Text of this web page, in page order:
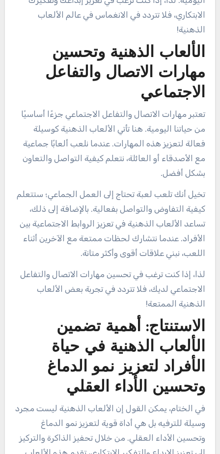
الابتكاري، فلا تتردد في الانغماس في عالم الألعاب
الذهنية!
الألعاب الذهنية وتحسين
مهارات الاتصال والتفاعل
الاجتماعي
تعتبر مهارات الاتصال والتفاعل الاجتماعي جزءًا أساسيًا
من حياتنا اليومية. هنا تأتي الألعاب الذهنية كوسيلة
فعالة لتعزيز هذه المهارات. عندما نلعب ألعابًا جماعية
مع الأصدقاء أو العائلة، نتعلم كيفية التواصل والتعاون
بشكل أفضل.
تخيل أنك تلعب لعبة تحتاج إلى العمل الجماعي؛ ستتعلم
كيفية التفاوض والتواصل بفعالية. بالإضافة إلى ذلك،
تساعد الألعاب الذهنية في تعزيز الروابط الاجتماعية بين
الأفراد. عندما نتشارك لحظات ممتعة مع الآخرين أثناء
اللعب، نبني علاقات أقوى وأكثر متانة.
لذا، إذا كنت ترغب في تحسين مهارات الاتصال والتفاعل
الاجتماعي لديك، فلا تتردد في تجربة بعض الألعاب
الذهنية الممتعة!
الاستنتاج: أهمية تضمين
الألعاب الذهنية في حياة
الأفراد لتعزيز نمو الدماغ
وتحسين الأداء العقلي
في الختام، يمكن القول إن الألعاب الذهنية ليست مجرد
وسيلة للترفيه بل هي أداة قوية لتعزيز نمو الدماغ
وتحسين الأداء العقلي. من خلال تحفيز الذاكرة والتركيز